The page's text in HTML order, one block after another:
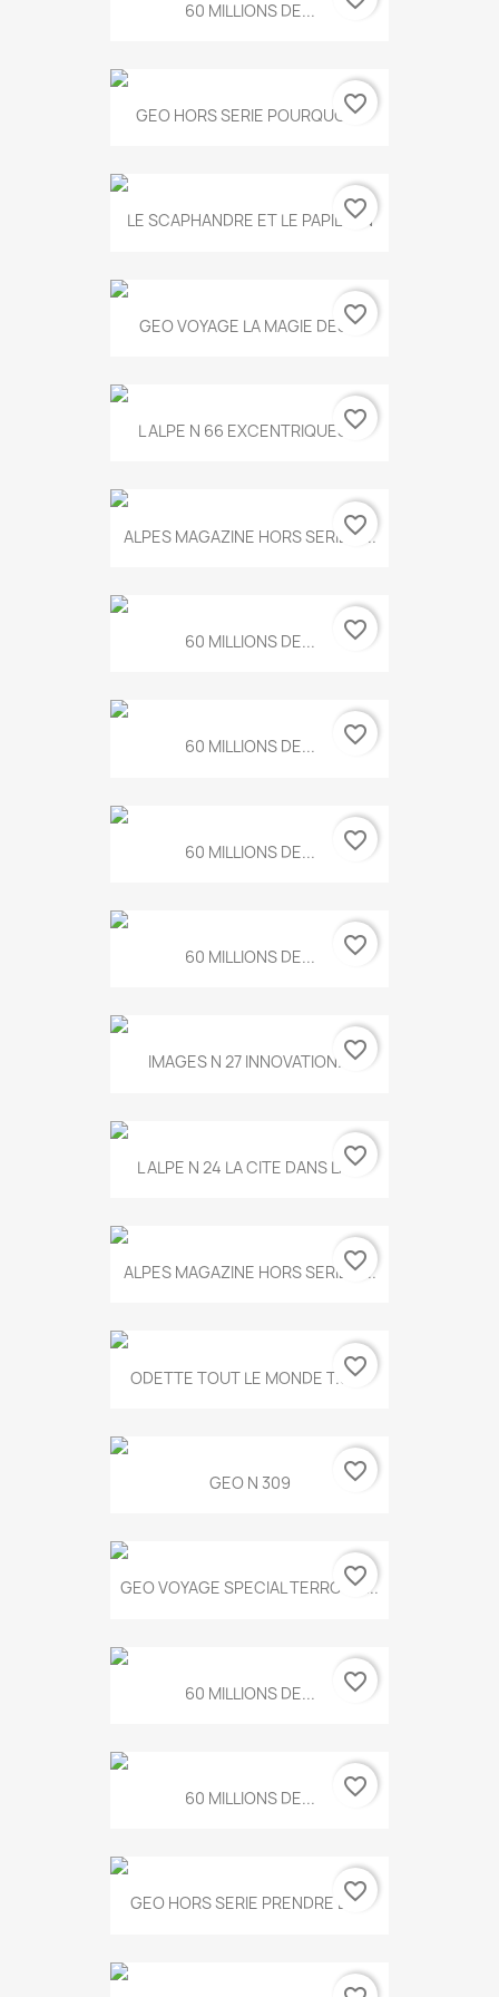
60 MILLIONS DE...
GEO HORS SERIE POURQUOI...
favorite_border
LE SCAPHANDRE ET LE PAPILLON
favorite_border
GEO VOYAGE LA MAGIE DES...
favorite_border
L ALPE N 66 EXCENTRIQUES...
favorite_border
ALPES MAGAZINE HORS SERIE N...
favorite_border
60 MILLIONS DE... favorite_border
60 MILLIONS DE... favorite_border
60 MILLIONS DE... favorite_border
60 MILLIONS DE... favorite_border
IMAGES N 27 INNOVATION...favorite_border
L ALPE N 24 LA CITE DANS LA...
favorite_border
ALPES MAGAZINE HORS SERIE N...
favorite_border
ODETTE TOUT LE MONDE T.546
favorite_border
GEO N 309 favorite_border
GEO VOYAGE SPECIAL TERROIRS...
favorite_border
60 MILLIONS DE... favorite_border
60 MILLIONS DE... favorite_border
GEO HORS SERIE PRENDRE LE...
favorite_border